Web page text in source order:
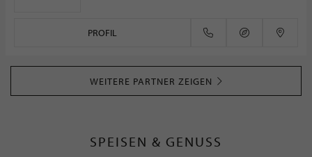
PROFIL
WEITERE PARTNER ZEIGEN
SPEISEN & GENUSS